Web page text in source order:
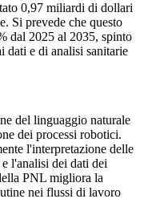
0,97 miliardi di dollari
Si prevede che questo
dal 2025 al 2035, spinto
dati e di analisi sanitarie
del linguaggio naturale
dei processi robotici.
l'interpretazione delle
l'analisi dei dati dei
PNL migliora la
nei flussi di lavoro